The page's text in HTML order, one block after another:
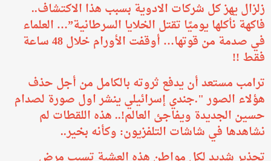
زلزال يهز كل شركات الادوية بسبب هذا الاكتشاف..
فاكهة نأكلها يوميًا تقتل الخلايا السرطانية”… العلماء
في صدمة من قوتها… أوقفت الأورام خلال 48 ساعة
فقط !!
ترامب مستعد أن يدفع ثروته بالكامل من أجل حذف
هؤلاء الصور ".جندي إسرائيلي ينشر اول صورة لصدام
حسين الجديدة ويفاجئ العالم!.. هذه اللقطات لم
نشاهدها في شاشات التلفزيون: وكأنه بخير..